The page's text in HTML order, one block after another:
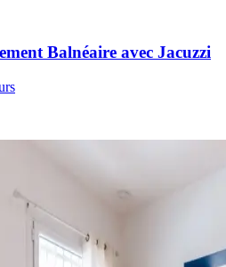
Balnéaire avec Jacuzzi